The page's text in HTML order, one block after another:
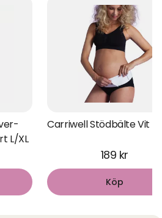
L/XL
Carriwell Stödbälte Vit
189 kr
Köp